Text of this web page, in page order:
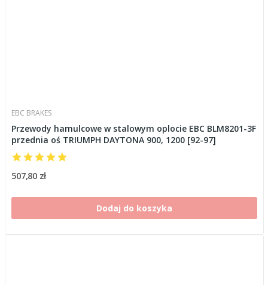
EBC BRAKES
Przewody hamulcowe w stalowym oplocie EBC BLM8201-3F
przednia oś TRIUMPH DAYTONA 900, 1200 [92-97]
507,80 zł
Dodaj do koszyka